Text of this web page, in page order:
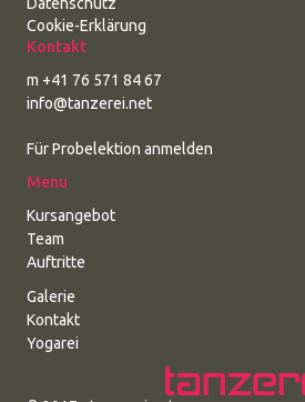
Cookie-Erklärung
Kontakt
m +41 76 571 84 67
info@tanzerei.net
Für Probelektion anmelden
Menu
Kursangebot
Team
Auftritte
Galerie
Kontakt
Yogarei